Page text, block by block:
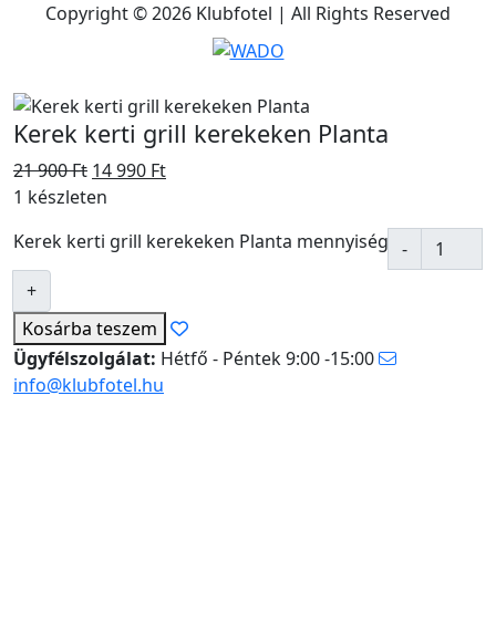
Copyright © 2026 Klubfotel | All Rights Reserved
Kerek kerti grill kerekeken Planta
21 900Ft 14 990 Ft
1 készleten
Kerek kerti grill kerekeken Planta mennyiség
Kosárba teszem
Ügyfélszolgálat: Hétfő - Péntek 9:00 -15:00
info@klubfotel.hu